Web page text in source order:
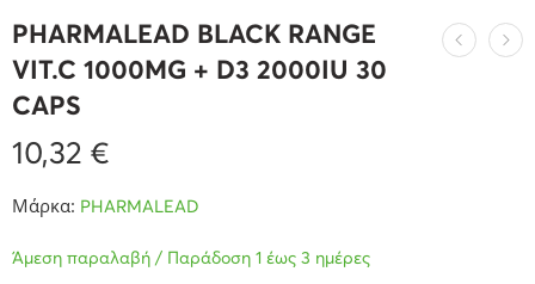
PHARMALEAD BLACK RANGE
VIT.C 1000MG + D3 2000IU 30
CAPS
10,32 €
Μάρκα: PHARMALEAD
Άμεση παραλαβή / Παράδοση 1 έως 3 ημέρες